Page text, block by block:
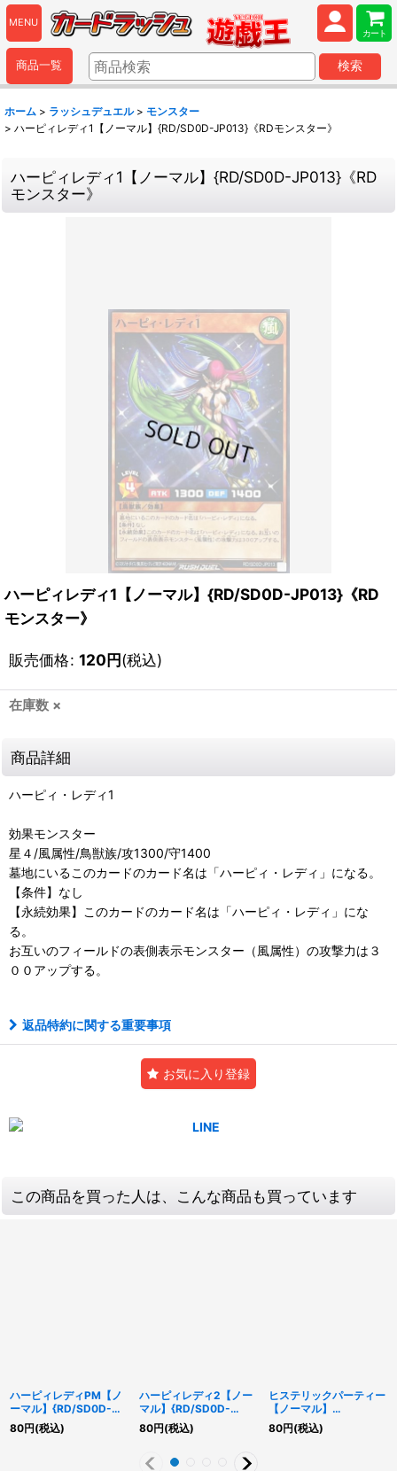
MENU
カート
商品一覧 検索
ホーム > ラッシュデュエル > モンスター
> ハーピィレディ1【ノーマル】{RD/SD0D-JP013}《RDモンスター》
ハーピィレディ1【ノーマル】{RD/SD0D-JP013}《RD
モンスター》
ハーピィレディ1【ノーマル】{RD/SD0D-JP013}《RD
モンスター》
販売価格: 120円(税込)
在庫数 ×
商品詳細
ハーピィ・レディ1
効果モンスター
星４/風属性/鳥獣族/攻1300/守1400
墓地にいるこのカードのカード名は「ハーピィ・レディ」になる。
【条件】なし
【永続効果】このカードのカード名は「ハーピィ・レディ」にな
る。
お互いのフィールドの表側表示モンスター（風属性）の攻撃力は３
００アップする。
返品特約に関する重要事項
お気に入り登録
この商品を買った人は、こんな商品も買っています
ハーピィレディPM【ノ
ーマル】{RD/SD0D-
JP017}《RDモンスタ
ー》
80円(税込)
ハーピィレディ2【ノー
マル】{RD/SD0D-
JP014}《RDモンスタ
ー》
80円(税込)
ヒステリックパーティー
【ノーマル】
{RD/SD0D-JP035}
《RD罠》
80円(税込)